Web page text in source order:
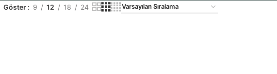
Göster 9 12 18 24